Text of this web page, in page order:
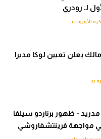
لـ رودري
الأوروبية
يعلن تعيين لوكا مديرا
يد
مدريد - ظهور برناردو سيلفا
مواجهة فرينتشفاروشي